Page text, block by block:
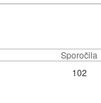
Sporočila
102